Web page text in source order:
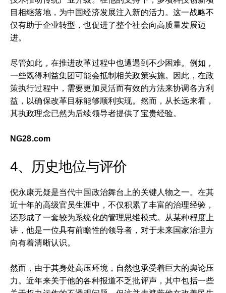
目相继落地，为中国经济发展注入新的活力。这一战略不
仅有助于企业转型，也促进了整个社会向高质量发展迈
进。
尽管如此，在推进改革过程中也遭遇到不少困难。例如，
一些既得利益集团可能会抵制相关政策实施。因此，在政
策执行过程中，需要更加灵活而有效的方法来协调各方利
益，以确保改革目标能够顺利实现。然而，从长远来看，
其执政理念已然为后续领导者提供了宝贵经验。
NG28.com
4、历史地位与评价
倪永康无疑是当代中国政治舞台上的关键人物之一。在其
近十年的高级官员生涯中，不仅积累了丰富的治理经验，
还形成了一套较为系统化的管理思维模式。从某种程度上
讲，他是一位具有前瞻性的领导者，对于未来国家治理方
向有着清晰认识。
然而，由于其身处高压环境，自然也承受着巨大的舆论压
力。近年来关于他的各种报道不乏批评声，其中包括一些